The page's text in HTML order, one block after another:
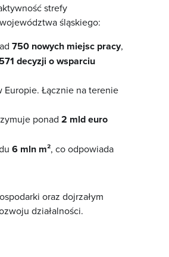
strefy
śląskiego:
750 nowych miejsc pracy,
571 decyzji o wsparciu
Europie. Łącznie na terenie
ponad 2 mld euro
6 mln m², co odpowiada
oraz dojrzałym
działalności.